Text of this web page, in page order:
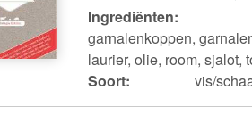
Ingrediënten:
garnalenkoppen,
laurier, olie, room, sjalot,
Soort:
vis/